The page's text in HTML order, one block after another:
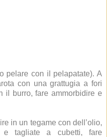
pelare con il pelapatate). A
con una grattugia a fori
il burro, fare ammorbidire e
in un tegame con dell’olio,
e tagliate a cubetti, fare